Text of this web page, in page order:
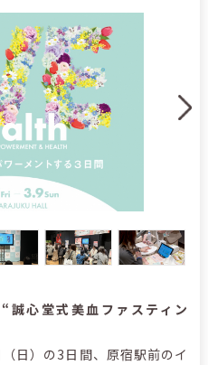
誠心堂式美血ファスティン
日）の3日間、原宿駅前のイ